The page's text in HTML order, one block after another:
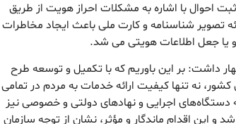
احوال با اشاره به مشکلات احراز هویت از طریق
تصویر شناسنامه و کارت ملی باعث ایجاد مخاطرات
یا جعل اطلاعات هویتی می شد.
داشت: بر این باوریم که با تکمیل و توسعه طرح
نه تنها کیفیت ارائه خدمات به مردم در تمامی
دستگاه‌های اجرایی و نهادهای دولتی و خصوصی نیز
و این اقدام ماندگار و مؤثر، نشان از توجه سازمان